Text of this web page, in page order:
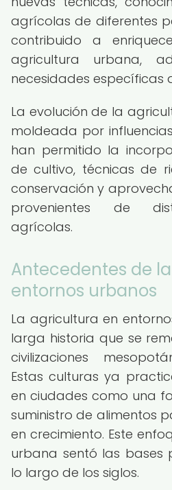
agrícolas de diferentes
contribuido a
agricultura urbana,
necesidades específicas
La evolución de la
moldeada por
han permitido la
de cultivo, técnicas de
conservación y
provenientes de
agrícolas.
Antecedentes de
entornos urbanos
La agricultura en
larga historia que se
civilizaciones
Estas culturas ya
en ciudades como una
suministro de alimentos
en crecimiento. Este
urbana sentó las bases
lo largo de los siglos.